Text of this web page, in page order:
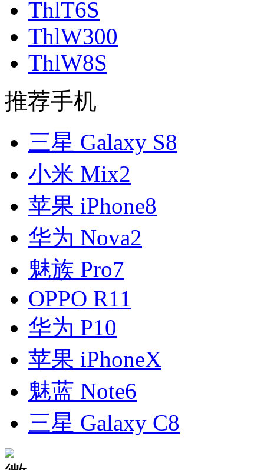
ThlT6S
ThlW300
ThlW8S
推荐手机
三星 Galaxy S8
小米 Mix2
苹果 iPhone8
华为 Nova2
魅族 Pro7
OPPO R11
华为 P10
苹果 iPhoneX
魅蓝 Note6
三星 Galaxy C8